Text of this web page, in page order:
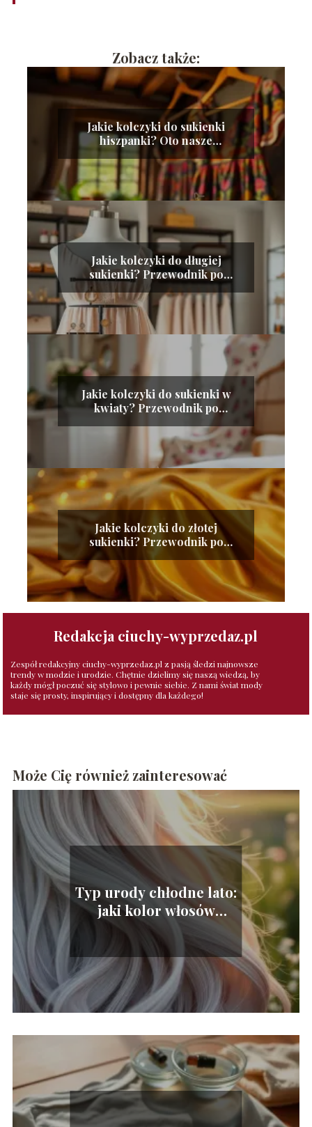
Zobacz także:
Jakie kolczyki do sukienki
hiszpanki? Oto nasze
propozycje!
Jakie kolczyki do długiej
sukienki? Przewodnik po
idealnych dodatkach
Jakie kolczyki do sukienki w
kwiaty? Przewodnik po
Jakie kolczyki do złotej
sukienki? Przewodnik po
idealnych dodatkach
Redakcja ciuchy-wyprzedaz.pl
Zespół redakcyjny ciuchy-wyprzedaz.pl z pasją śledzi najnowsze
trendy w modzie i urodzie. Chętnie dzielimy się naszą wiedzą, by
każdy mógł poczuć się stylowo i pewnie siebie. Z nami świat mody
staje się prosty, inspirujący i dostępny dla każdego!
Może Cię również zainteresować
Typ urody chłodne lato:
jaki kolor włosów
najlepiej pasuje?